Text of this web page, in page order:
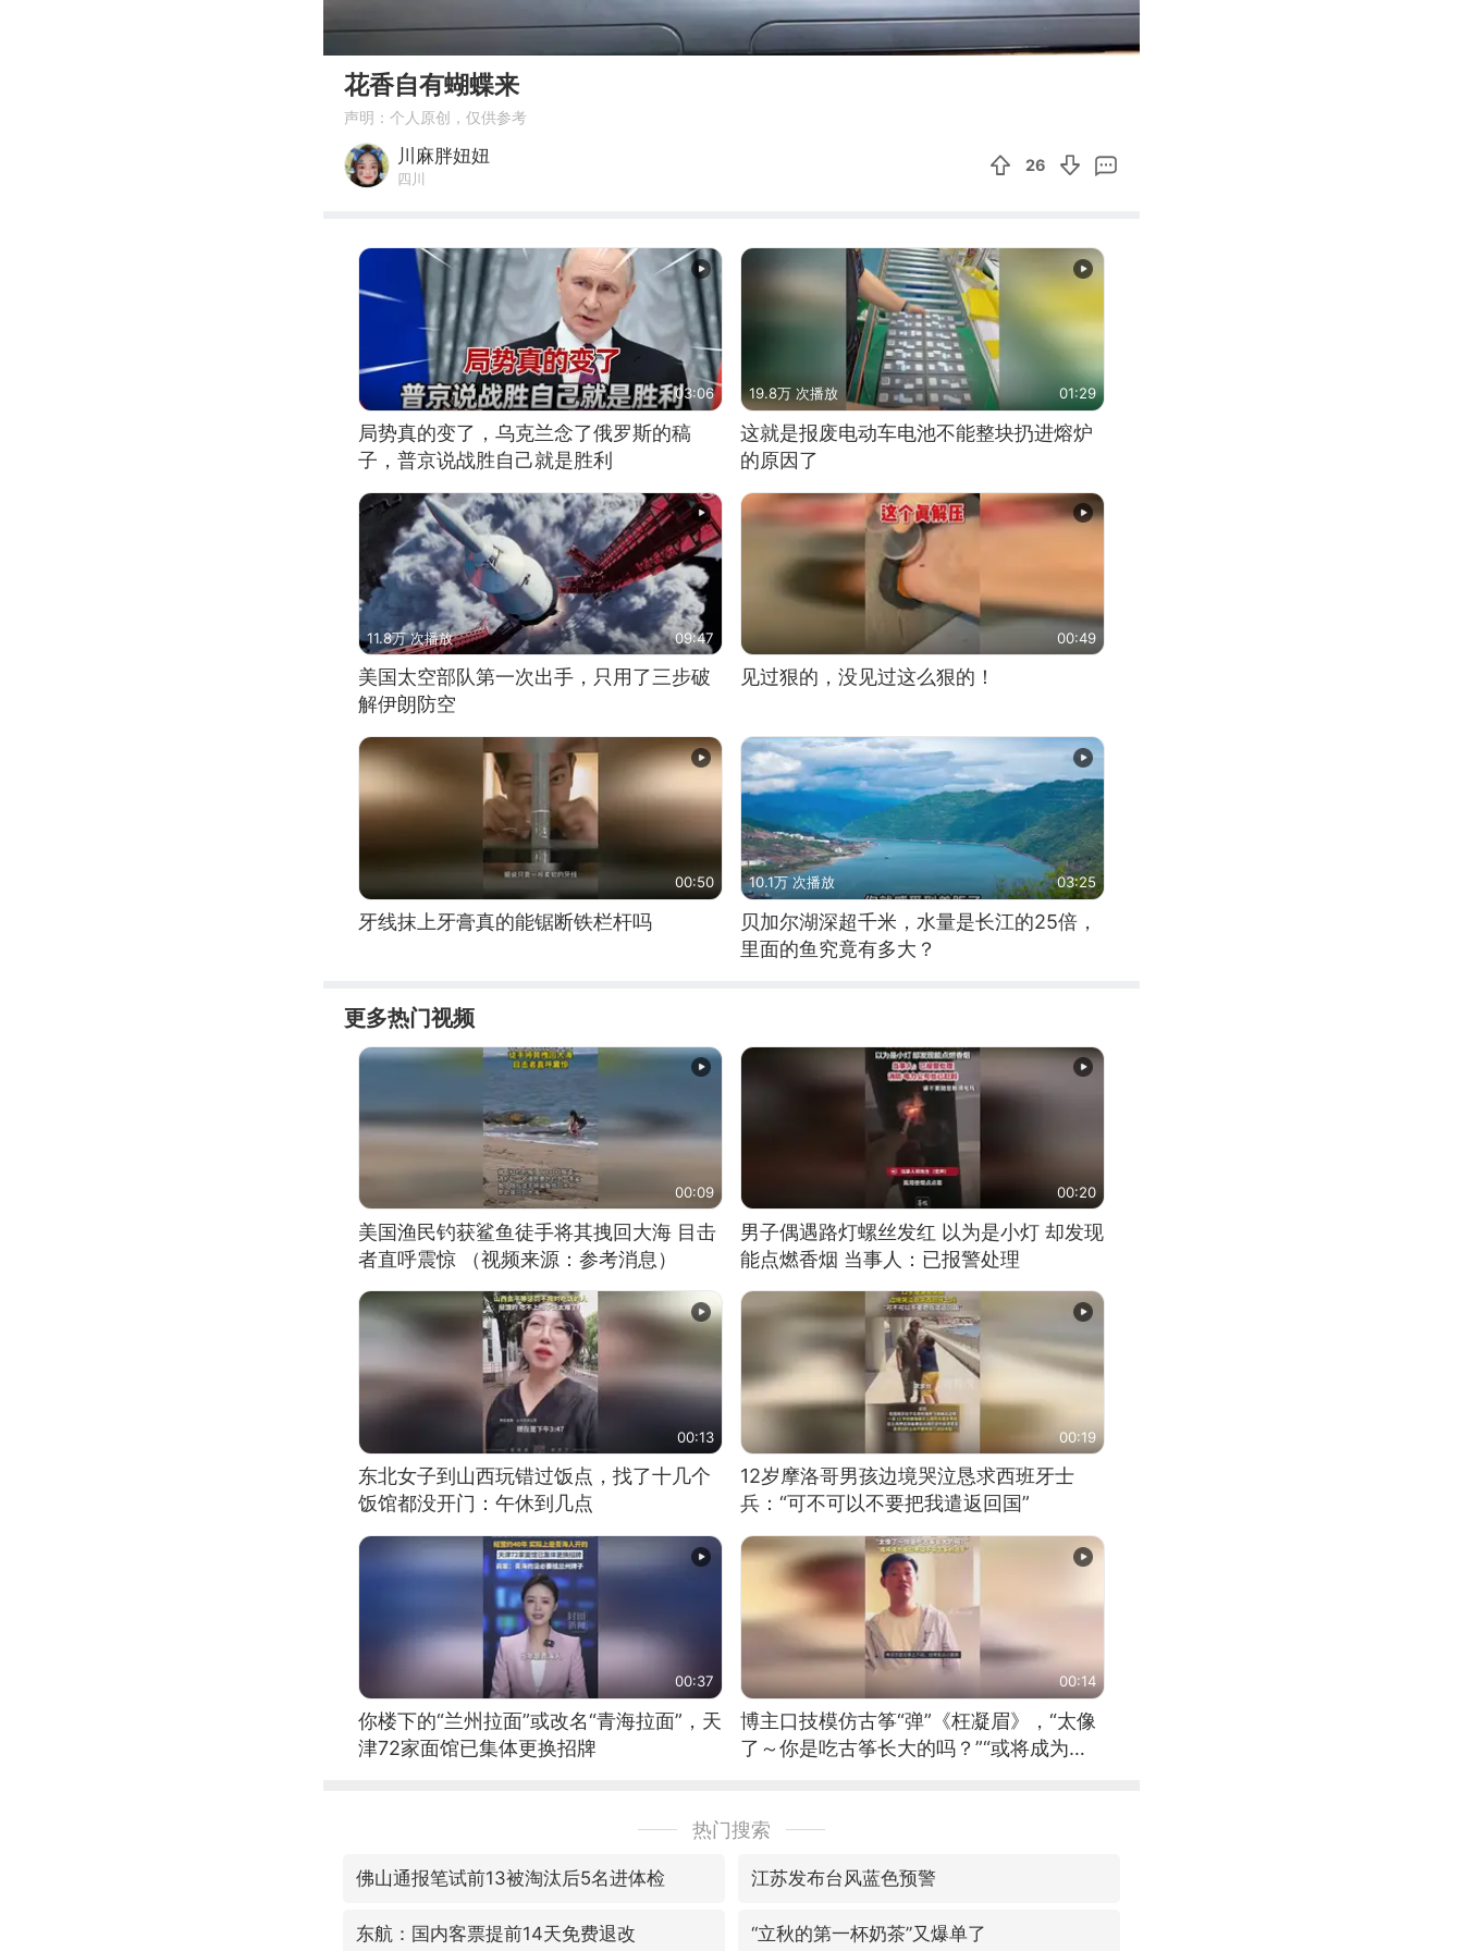
00:00
花香自有蝴蝶来
声明：个人原创，仅供参考
川麻胖妞妞
四川
26
03:06
局势真的变了，乌克兰念了俄罗斯的稿
子，普京说战胜自己就是胜利
19.8万 次播放 01:29
这就是报废电动车电池不能整块扔进熔炉
的原因了
11.8万 次播放 09:47
美国太空部队第一次出手，只用了三步破
解伊朗防空
00:49
见过狠的，没见过这么狠的！
00:50
牙线抹上牙膏真的能锯断铁栏杆吗
10.1万 次播放 03:25
贝加尔湖深超千米，水量是长江的25倍，
里面的鱼究竟有多大？
更多热门视频
00:09
美国渔民钓获鲨鱼徒手将其拽回大海 目击
者直呼震惊 （视频来源：参考消息）
00:20
男子偶遇路灯螺丝发红 以为是小灯 却发现
能点燃香烟 当事人：已报警处理
00:13
东北女子到山西玩错过饭点，找了十几个
饭馆都没开门：午休到几点
00:19
12岁摩洛哥男孩边境哭泣恳求西班牙士
兵：“可不可以不要把我遣返回国”
00:37
你楼下的“兰州拉面”或改名“青海拉面”，天
津72家面馆已集体更换招牌
00:14
博主口技模仿古筝“弹”《枉凝眉》，“太像
了～你是吃古筝长大的吗？”“或将成为首
热门搜索
佛山通报笔试前13被淘汰后5名进体检 江苏发布台风蓝色预警
东航：国内客票提前14天免费退改 “立秋的第一杯奶茶”又爆单了